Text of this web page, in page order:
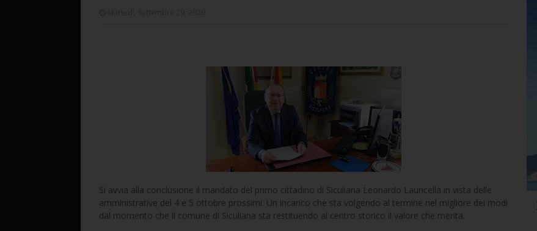
Si avvia alla conclusione il mandato del primo cittadino di Siculiana Leonardo Lauricella in vista delle
amministrative del 4 e 5 ottobre prossimi. Un incarico che sta volgendo al termine nel migliore dei modi
dal momento che il comune di Siculiana sta restituendo al centro storico il valore che merita.